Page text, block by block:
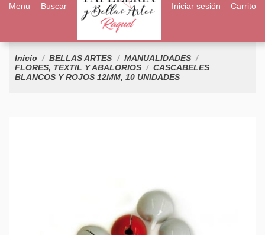
Menu Buscar Iniciar sesión Carrito
Inicio BELLAS ARTES
MANUALIDADES
FLORES, TEXTIL Y ABALORIOS
CASCABELES
BLANCOS Y ROJOS 12MM, 10 UNIDADES